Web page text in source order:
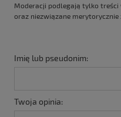
Moderacji podlegają tylko
oraz niezwiązane merytorycznie
Imię lub pseudonim:
Twoja opinia: